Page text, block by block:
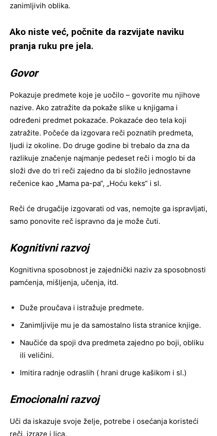
zanimljivih oblika.
Ako niste već, počnite da razvijate naviku
pranja ruku pre jela.
Govor
Pokazuje predmete koje je uočilo – govorite mu njihove
nazive. Ako zatražite da pokaže slike u knjigama i
određeni predmet pokazaće. Pokazaće deo tela koji
zatražite. Počeće da izgovara reči poznatih predmeta,
ljudi iz okoline. Do druge godine bi trebalo da zna da
razlikuje značenje najmanje pedeset reči i moglo bi da
složi dve do tri reči zajedno da bi složilo jednostavne
rečenice kao „Mama pa-pa“, „Hoću keks“ i sl.
Reči će drugačije izgovarati od vas, nemojte ga ispravljati,
samo ponovite reč ispravno da je može čuti.
Kognitivni razvoj
Kognitivna sposobnost je zajednički naziv za sposobnosti
pamćenja, mišljenja, učenja, itd.
Duže proučava i istražuje predmete.
Zanimljivije mu je da samostalno lista stranice knjige.
Naučiće da spoji dva predmeta zajedno po boji, obliku
ili veličini.
Imitira radnje odraslih ( hrani druge kašikom i sl.)
Emocionalni razvoj
Uči da iskazuje svoje želje, potrebe i osećanja koristeći
reči, izraze i lica.